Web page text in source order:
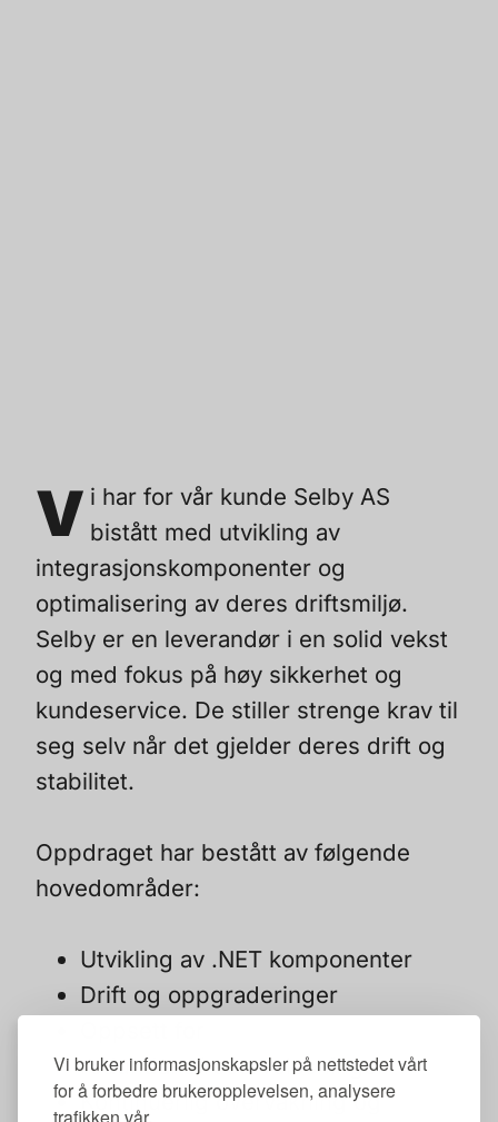
Vi bruker informasjonskapsler på nettstedet vårt
for å forbedre brukeropplevelsen, analysere
V i har for vår kunde Selby AS
bistått med utvikling av
integrasjonskomponenter og
optimalisering av deres driftsmiljø.
Selby er en leverandør i en solid vekst
og med fokus på høy sikkerhet og
kundeservice. De stiller strenge krav til
seg selv når det gjelder deres drift og
stabilitet.
Oppdraget har bestått av følgende
hovedområder:
Utvikling av .NET komponenter
Drift og oppgraderinger
redundans/reserveløsninger
Kontinuerlig overvåkning og